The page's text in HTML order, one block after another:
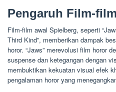
Pengaruh Film-
Film-film awal Spielberg, seperti
Third Kind”, memberikan dampak
horor. “Jaws” merevolusi film horor
suspense dan ketegangan dengan
membuktikan kekuatan visual efek
pengalaman horor yang